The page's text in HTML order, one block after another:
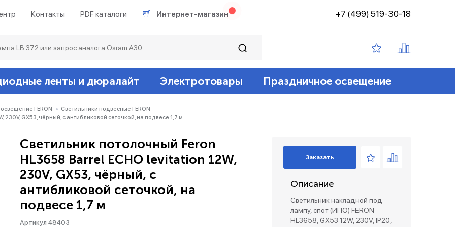
Контакты PDF каталоги Интернет-магазин +7 (499) 519-30-18
Металлогалогенные лампы
Подсветка
ленты и дюралайт
Аксессуары
Контроллеры для лент 12/24v
Электротовары
Эпра (балласты)
Распределительные коробки и коннекторы
Праздничное освещение
FERON
Светильники подвесные FERON
GX53, чёрный, с антибликовой сеточкой, на подвесе 1,7 м
Светильник потолочный Feron
HL3658 Barrel ECHO levitation 12W,
230V, GX53, чёрный, с
антибликовой сеточкой, на
подвесе 1,7 м
Артикул 48403
Заказать
Описание
Светильник накладной под
лампу, спот (ИПО) FERON
HL3658, GX53 12W, 230V, IP20,